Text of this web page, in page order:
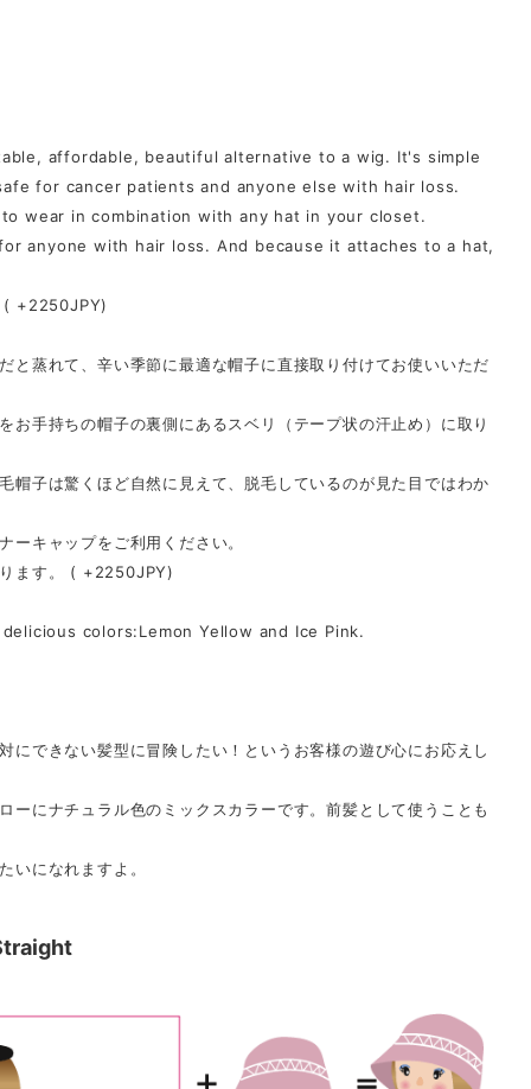
affordable, beautiful alternative to a wig. It's simple
for cancer patients and anyone else with hair loss.
wear in combination with any hat in your closet.
for anyone with hair loss. And because it attaches to a hat,
+2250JPY)
と蒸れて、辛い季節に最適な帽子に直接取り付けてお使いいただ
お手持ちの帽子の裏側にあるスベリ（テープ状の汗止め）に取り
帽子は驚くほど自然に見えて、脱毛しているのが見た目ではわか
ーキャップをご利用ください。
ます。 ( +2250JPY)
colors:Lemon Yellow and Ice Pink.
にできない髪型に冒険したい！というお客様の遊び心にお応えし
ーにナチュラル色のミックスカラーです。前髪として使うことも
いになれますよ。